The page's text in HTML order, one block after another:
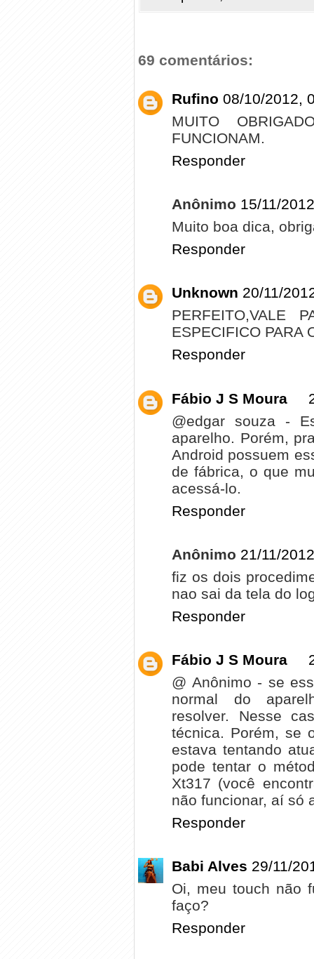
69 comentários:
Rufino 08/10/2012,
MUITO
FUNCIONAM.
Responder
Anônimo 15/11/
Muito boa dica,
Responder
Unknown 20/11/
PERFEITO,VALE
ESPECIFICO PARA
Responder
Fábio J S Moura
@edgar souza -
aparelho. Porém,
Android possuem
de fábrica, o que
acessá-lo.
Responder
Anônimo 21/11/
fiz os dois
nao sai da tela do
Responder
Fábio J S Moura
@ Anônimo - se
normal do
resolver. Nesse
técnica. Porém, se
estava tentando
pode tentar o
Xt317 (você
não funcionar, aí só
Responder
Babi Alves 29/11/
Oi, meu touch não
faço?
Responder